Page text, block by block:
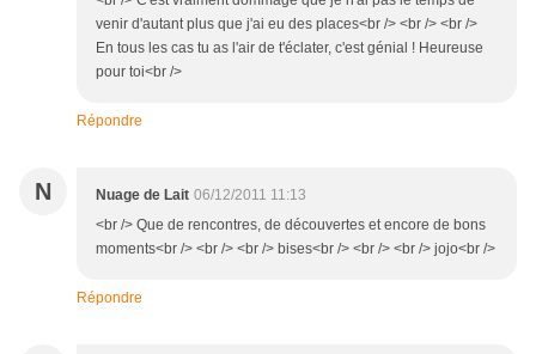
venir d'autant plus que j'ai eu des places<br /> <br /> <br />
En tous les cas tu as l'air de t'éclater, c'est génial ! Heureuse
pour toi<br />
Répondre
N Nuage de Lait 06/12/2011 11:13
<br /> Que de rencontres, de découvertes et encore de bons
moments<br /> <br /> <br /> bises<br /> <br /> <br /> jojo<br />
Répondre